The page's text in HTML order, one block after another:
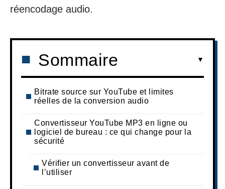
réencodage audio.
Sommaire
Bitrate source sur YouTube et limites
réelles de la conversion audio
Convertisseur YouTube MP3 en ligne ou
logiciel de bureau : ce qui change pour la
sécurité
Vérifier un convertisseur avant de
l’utiliser